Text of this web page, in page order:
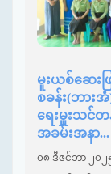
မူးယစ်ဆေးဖ
စခန်း(ဘား
ရေးမှူးသင်
အခမ်းအနာ...
၀၈ ဒီဇင်ဘာ ၂၀၂